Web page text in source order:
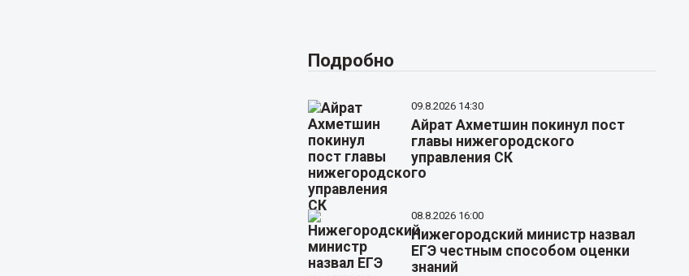
Подробно
09.8.2026 14:30
Айрат Ахметшин покинул пост
главы нижегородского
управления СК
08.8.2026 16:00
Нижегородский министр назвал
ЕГЭ честным способом оценки
знаний